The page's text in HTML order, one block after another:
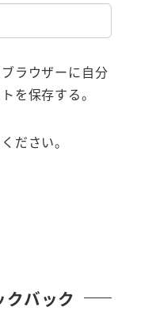
ラウザーに自分
を保存する。
ださい。
バック